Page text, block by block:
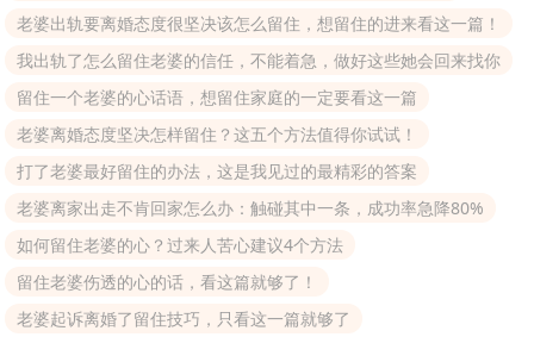
老婆出轨要离婚态度很坚决该怎么留住，想留住的进来看这一篇！
我出轨了怎么留住老婆的信任，不能着急，做好这些她会回来找你
留住一个老婆的心话语，想留住家庭的一定要看这一篇
老婆离婚态度坚决怎样留住？这五个方法值得你试试！
打了老婆最好留住的办法，这是我见过的最精彩的答案
老婆离家出走不肯回家怎么办：触碰其中一条，成功率急降80%
如何留住老婆的心？过来人苦心建议4个方法
留住老婆伤透的心的话，看这篇就够了！
老婆起诉离婚了留住技巧，只看这一篇就够了